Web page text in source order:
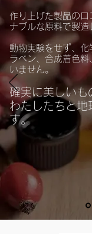
作り上げた製品の
ナブルな原料で製
動物実験をせず、
ラベン、合成着色料
いません。
確実に美しいも
わたしたちと地
す。